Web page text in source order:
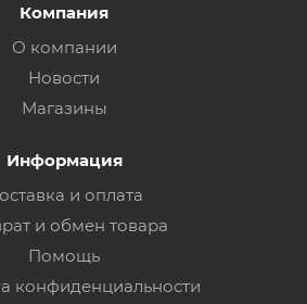
Компания
О компании
Новости
Магазины
Информация
и оплата
и обмен товара
Помощь
конфиденциальности